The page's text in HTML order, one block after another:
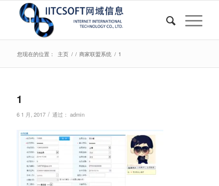
您现在的位置： 主页 / / 商家联盟系统 / 1
1
6 1 月, 2017 / 通过： admin